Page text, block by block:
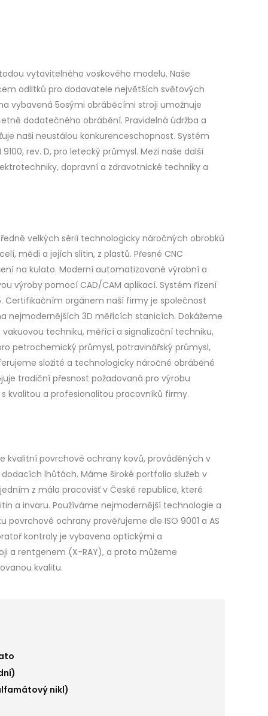
vytavitelného voskového modelu. Naše
odlitků pro dodavatele největších světových
vybavená 5osými obráběcími stroji umožnuje
dodatečného obrábění. Pravidelná údržba a
naši neustálou konkurenceschopnost. Systém
rev. D, pro letecký průmysl. Mezi naše další
dopravní a zdravotnické techniky a
velkých sérií technologicky náročných obrobků
mědi a jejích slitin, z plastů. Přesné CNC
na kulato. Moderní automatizované výrobní a
výroby pomocí CAD/CAM aplikací. Systém řízení
Certifikačním orgánem naší firmy je společnost
nejmodernějších 3D měřicích stanicích. Dokážeme
techniku, měřící a signalizační techniku,
petrochemický průmysl, potravinářský průmysl,
složité a technologicky náročné obráběné
tradiční přesnost požadovaná pro výrobu
kvalitou a profesionalitou pracovníků firmy.
kvalitní povrchové ochrany kovů, prováděných v
lhůtách. Máme široké portfolio služeb v
z mála pracovišť v České republice, které
a invaru. Používáme nejmodernější technologie a
povrchové ochrany prověřujeme dle ISO 9001 a AS
kontroly je vybavena optickými a
a rentgenem (X-RAY), a proto můžeme
kvalitu.
nikl)